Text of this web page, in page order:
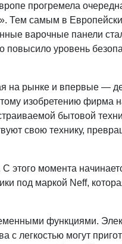
прогремела
Тем самым в
варочные панели
повысило уровень
на рынке и впервые —
изобретению фирма
бытовой
свою технику,
этого момента
под маркой Neff,
функциями.
легкостью могут